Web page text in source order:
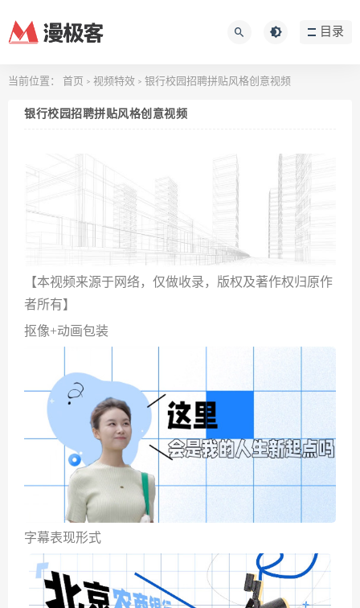
目录
当前位置： 首页 > 视频特效 > 银行校园招聘拼贴风格创意视频
银行校园招聘拼贴风格创意视频
【本视频来源于网络，仅做收录，版权及著作权归原作
者所有】
抠像+动画包装
字幕表现形式